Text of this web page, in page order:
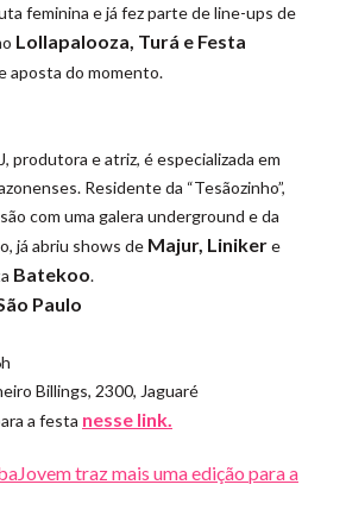
feminina e já fez parte de line-ups de
Lollapalooza, Turá e Festa
aposta do momento.
produtora e atriz, é especializada em
Residente da “Tesãozinho”,
com uma galera underground e da
já abriu shows de Majur, Linikere
Batekoo.
Paulo
Billings, 2300, Jaguaré
a festa nesse link.
traz mais uma edição para a